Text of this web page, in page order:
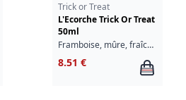
Trick or Treat
L'Ecorche Trick Or Treat
50ml
Framboise, mûre, fraîcheur
8.51 €